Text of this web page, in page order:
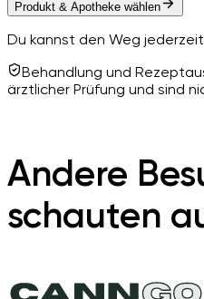
Produkt & Apotheke wählen
Du kannst den Weg
Behandlung und
ärztlicher Prüfung und sind
Andere
schauten